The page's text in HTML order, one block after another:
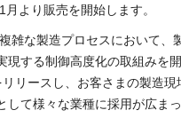
より販売を開始します。
雑な製造プロセスにおいて、
する制御高度化の取組みを
リースし、お客さまの製造
て様々な業種に採用が広まっ